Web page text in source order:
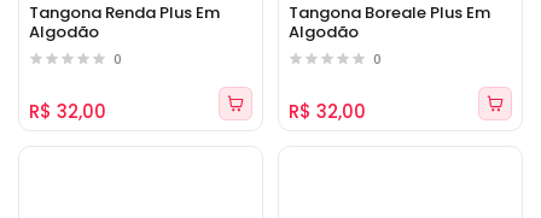
Tangona Renda Plus Em
Algodão
0
R$ 32,00
Tangona Boreale Plus Em
Algodão
0
R$ 32,00